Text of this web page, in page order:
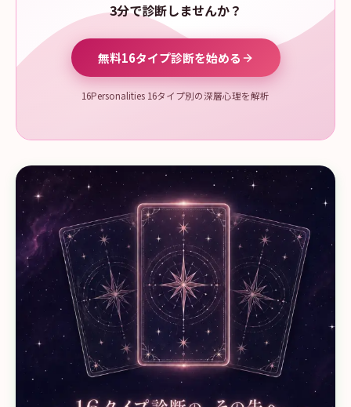
3分で診断しませんか？
無料16タイプ診断を始める
16Personalities 16タイプ別の深層心理を解析